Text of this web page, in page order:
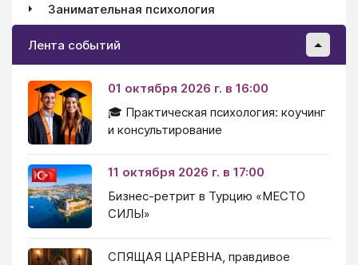
Занимательная психология
Лента событий
01 октября 2026 г. в 16:00
🎓 Практическая психология: коучинг
и консультирование
11 октября 2026 г. в 17:00
Бизнес-ретрит в Турцию «МЕСТО
СИЛЫ»
СПЯЩАЯ ЦАРЕВНА, правдивое